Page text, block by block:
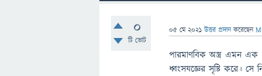
0
টি ভোট
05 মে 2021 উত্তর প্রদান করেছেন
পারমাণবিক অস্ত্র এমন এক
ধ্বংসযজ্ঞের সৃষ্টি করে। সে